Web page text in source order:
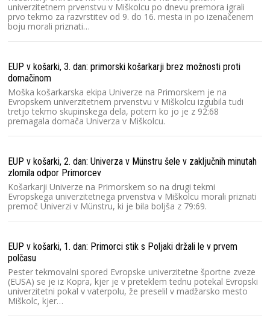
univerzitetnem prvenstvu v Miškolcu po dnevu premora igrali
prvo tekmo za razvrstitev od 9. do 16. mesta in po izenačenem
boju morali priznati…
EUP v košarki, 3. dan: primorski košarkarji brez možnosti proti
domačinom
Moška košarkarska ekipa Univerze na Primorskem je na
Evropskem univerzitetnem prvenstvu v Miškolcu izgubila tudi
tretjo tekmo skupinskega dela, potem ko jo je z 92:68
premagala domača Univerza v Miškolcu.
EUP v košarki, 2. dan: Univerza v Münstru šele v zaključnih minutah
zlomila odpor Primorcev
Košarkarji Univerze na Primorskem so na drugi tekmi
Evropskega univerzitetnega prvenstva v Miškolcu morali priznati
premoč Univerzi v Münstru, ki je bila boljša z 79:69.
EUP v košarki, 1. dan: Primorci stik s Poljaki držali le v prvem
polčasu
Pester tekmovalni spored Evropske univerzitetne športne zveze
(EUSA) se je iz Kopra, kjer je v preteklem tednu potekal Evropski
univerzitetni pokal v vaterpolu, že preselil v madžarsko mesto
Miškolc, kjer…